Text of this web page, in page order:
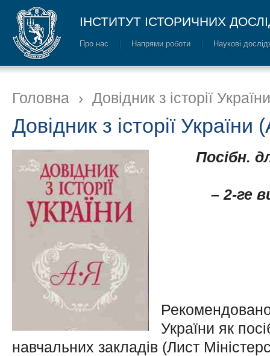
ІНСТИТУТ ІСТОРИЧНИХ
Про нас Напрями роботи Наукові
Головна › Довідник з історії
Довідник з історії України
Посібн.
– 2-ге
Рекомендовано
України як
навчальних закладів (Лист